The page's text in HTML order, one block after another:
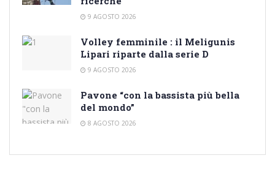
9 AGOSTO 2026
Volley femminile : il Meligunis
Lipari riparte dalla serie D
9 AGOSTO 2026
Pavone “con la bassista più bella
del mondo”
8 AGOSTO 2026